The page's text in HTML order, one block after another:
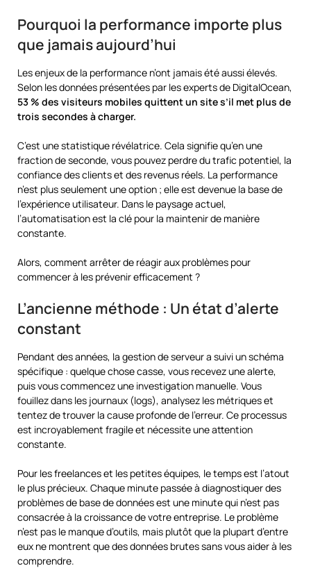
Pourquoi la performance importe plus
que jamais aujourd’hui
Les enjeux de la performance n’ont jamais été aussi élevés.
Selon les données présentées par les experts de DigitalOcean,
53 % des visiteurs mobiles quittent un site s’il met plus de
trois secondes à charger.
C’est une statistique révélatrice. Cela signifie qu’en une
fraction de seconde, vous pouvez perdre du trafic potentiel, la
confiance des clients et des revenus réels. La performance
n’est plus seulement une option ; elle est devenue la base de
l’expérience utilisateur. Dans le paysage actuel,
l’automatisation est la clé pour la maintenir de manière
constante.
Alors, comment arrêter de réagir aux problèmes pour
commencer à les prévenir efficacement ?
L’ancienne méthode : Un état d’alerte
constant
Pendant des années, la gestion de serveur a suivi un schéma
spécifique : quelque chose casse, vous recevez une alerte,
puis vous commencez une investigation manuelle. Vous
fouillez dans les journaux (logs), analysez les métriques et
tentez de trouver la cause profonde de l’erreur. Ce processus
est incroyablement fragile et nécessite une attention
constante.
Pour les freelances et les petites équipes, le temps est l’atout
le plus précieux. Chaque minute passée à diagnostiquer des
problèmes de base de données est une minute qui n’est pas
consacrée à la croissance de votre entreprise. Le problème
n’est pas le manque d’outils, mais plutôt que la plupart d’entre
eux ne montrent que des données brutes sans vous aider à les
comprendre.